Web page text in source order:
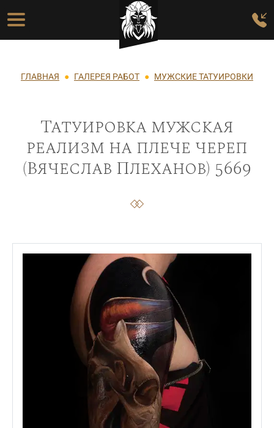
Перейти к основному содержанию
Основная навигация
Строка навигации
ГЛАВНАЯ ГАЛЕРЕЯ РАБОТ МУЖСКИЕ ТАТУИРОВКИ
Татуировка мужская
реализм на плече череп
(Вячеслав Плеханов) 5669